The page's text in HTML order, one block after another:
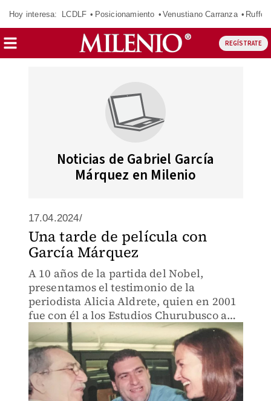
Hoy interesa: LCDLF Posicionamiento Venustiano Carranza Ruffo
REGÍSTRATE
Noticias de Gabriel García
Márquez en Milenio
17.04.2024/
Una tarde de película con
García Márquez
A 10 años de la partida del Nobel,
presentamos el testimonio de la
periodista Alicia Aldrete, quien en 2001
fue con él a los Estudios Churubusco a
hacer un reportaje sobre Frida, filme en
el que “había órdenes de que ningún
reportero entrara a las lo